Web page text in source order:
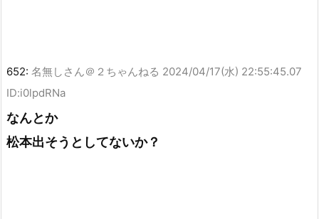
652: 名無しさん＠２ちゃんねる 2024/04/17(水) 22:55:45.07
ID:i0lpdRNa
なんとか
松本出そうとしてないか？